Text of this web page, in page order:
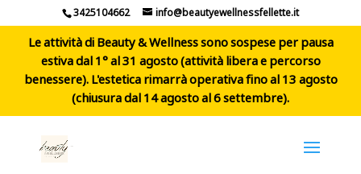
3425104662 info@beautyewellnessfellette.it
Le attività di Beauty & Wellness sono sospese per pausa
estiva dal 1° al 31 agosto (attività libera e percorso
benessere). L'estetica rimarrà operativa fino al 13 agosto
(chiusura dal 14 agosto al 6 settembre).